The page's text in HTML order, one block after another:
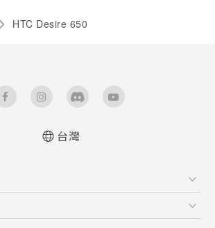
HTC Desire 650‎
台灣